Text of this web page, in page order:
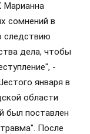
Марианна
сомнений в
следствию
дела, чтобы
-
января в
области
был поставлен
После